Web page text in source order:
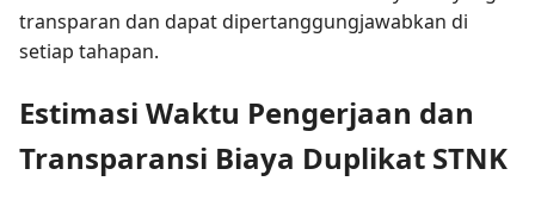
transparan dan dapat dipertanggungjawabkan di
setiap tahapan.
Estimasi Waktu Pengerjaan dan
Transparansi Biaya Duplikat STNK